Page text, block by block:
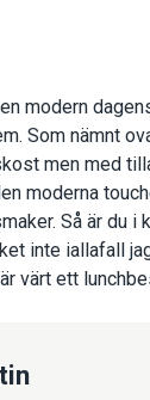
modern
Som nämnt
men med
moderna
Så är du i
inte iallafall
värt ett